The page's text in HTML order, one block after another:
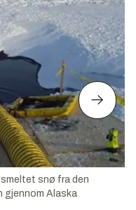
snø fra den
gjennom Alaska